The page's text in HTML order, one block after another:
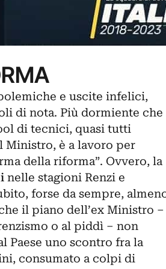
e uscite infelici,
di nota. Più dormiente che
di tecnici, quasi tutti
è a lavoro per
della riforma”. Ovvero, la
nelle stagioni Renzi e
forse da sempre,
il piano dell’ex Ministro –
o al piddì – non
Paese uno scontro fra la
consumato a colpi di